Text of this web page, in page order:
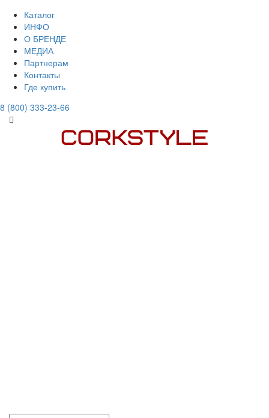
Каталог
ИНФО
О БРЕНДЕ
МЕДИА
Партнерам
Контакты
Где купить
8 (800) 333-23-66